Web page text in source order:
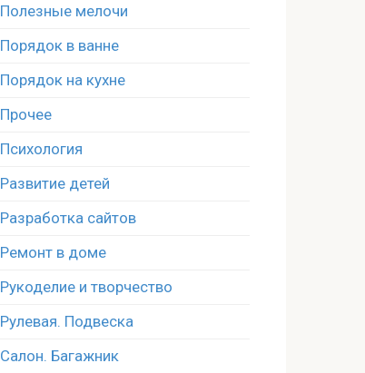
Полезные мелочи
Порядок в ванне
Порядок на кухне
Прочее
Психология
Развитие детей
Разработка сайтов
Ремонт в доме
Рукоделие и творчество
Рулевая. Подвеска
Салон. Багажник